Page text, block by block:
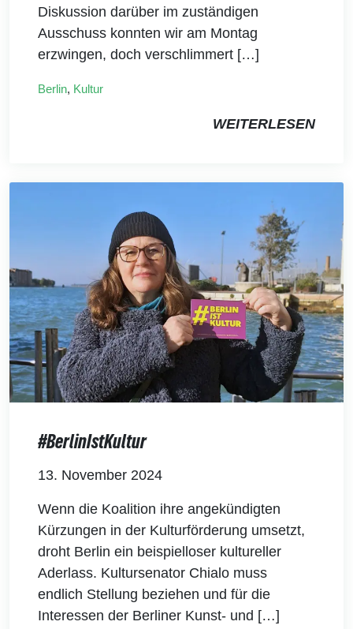
Diskussion darüber im zuständigen
Ausschuss konnten wir am Montag
erzwingen, doch verschlimmert […]
Berlin, Kultur
WEITERLESEN
#BerlinIstKultur
13. November 2024
Wenn die Koalition ihre angekündigten
Kürzungen in der Kulturförderung umsetzt,
droht Berlin ein beispielloser kultureller
Aderlass. Kultursenator Chialo muss
endlich Stellung beziehen und für die
Interessen der Berliner Kunst- und […]